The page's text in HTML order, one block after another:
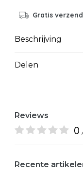
Gratis
Beschrijving
Delen
Reviews
0
Recente